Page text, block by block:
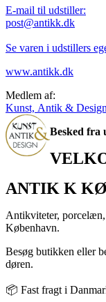
E-mail til udstiller:
post@antikk.dk
Se varen i udstillers
www.antikk.dk
Medlem af:
Kunst, Antik &
Besked fra
ANTIK K
Antikviteter,
København.
Besøg butikken eller
døren.
📦 Fast fragt i